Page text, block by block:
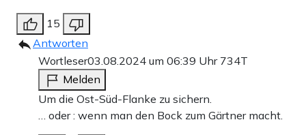
15
Antworten
Wortleser03.08.2024 um 06:39 Uhr 734T
Melden
Um die Ost-Süd-Flanke zu sichern.
… oder : wenn man den Bock zum Gärtner macht.